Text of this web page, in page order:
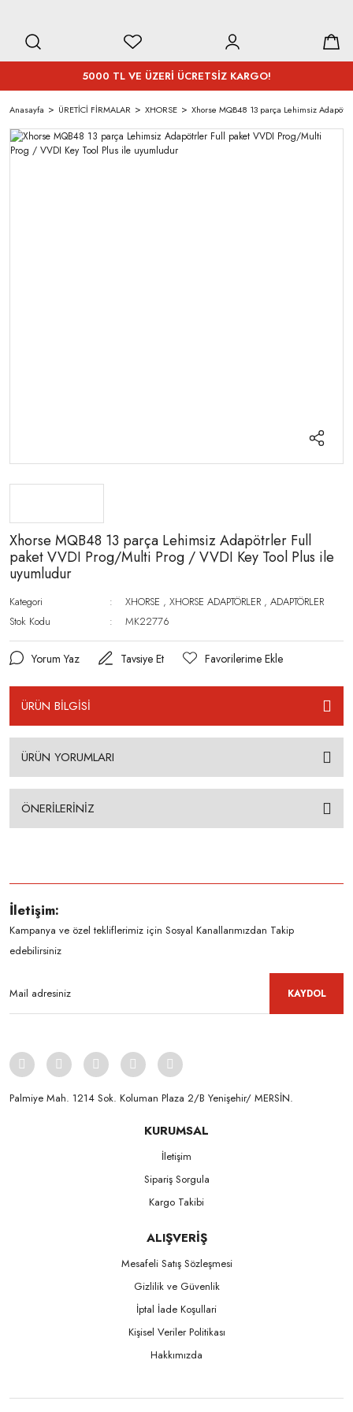
5000 TL VE ÜZERİ ÜCRETSİZ KARGO!
Anasayfa ÜRETİCİ FİRMALAR XHORSE Xhorse MQB48 13 parça Lehimsiz
Xhorse MQB48 13 parça Lehimsiz Adapötrler Full
paket VVDI Prog/Multi Prog / VVDI Key Tool Plus ile
uyumludur
Kategori XHORSE ,XHORSE ADAPTÖRLER ,ADAPTÖRLER
Stok Kodu
MK22776
Yorum Yaz Tavsiye Et
ÜRÜN BİLGİSİ
ÜRÜN YORUMLARI
ÖNERİLERİNİZ
İletişim:
Kampanya ve özel tekliflerimiz için Sosyal Kanallarımızdan Takip
edebilirsiniz
KAYDOL
Palmiye Mah. 1214 Sok. Koluman Plaza 2/B Yenişehir/ MERSİN.ㅤㅤㅤㅤㅤㅤㅤㅤㅤㅤㅤㅤㅤㅤㅤㅤㅤㅤㅤㅤㅤㅤㅤㅤㅤㅤㅤㅤㅤㅤㅤㅤㅤㅤㅤ ㅤㅤㅤㅤㅤㅤㅤㅤㅤㅤ
KURUMSAL
İletişim
Sipariş Sorgula
Kargo Takibi
ALIŞVERİŞ
Mesafeli Satış Sözleşmesi
Gizlilik ve Güvenlik
İptal İade Koşullari
Kişisel Veriler Politikası
Hakkımızda